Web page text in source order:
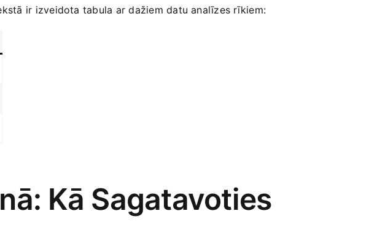
ir izveidota tabula ar ‌dažiem datu analīzes rīkiem:
Kā Sagatavoties